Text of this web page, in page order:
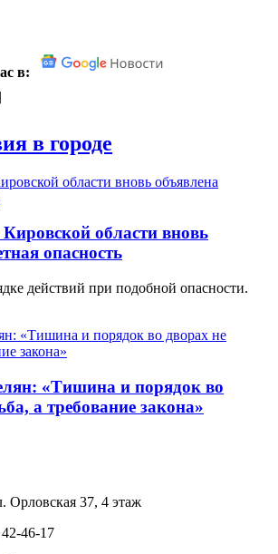
в:
в городе
области вновь
опасность
действий при подобной опасности.
«Тишина и порядок во
а требование закона»
Орловская 37, 4 этаж
46-17